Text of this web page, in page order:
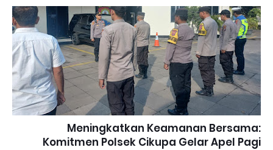
Meningkatkan Keamanan Bersama:
Komitmen Polsek Cikupa Gelar Apel Pagi